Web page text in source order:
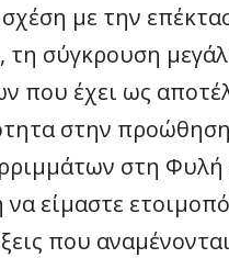
σχέση με την
τη σύγκρουση
που έχει ως
στην
στη Φυλή
είμαστε
που